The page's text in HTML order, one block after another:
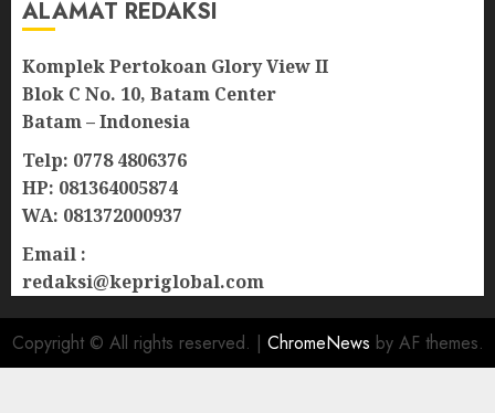
ALAMAT REDAKSI
Komplek Pertokoan Glory View II
Blok C No. 10, Batam Center
Batam – Indonesia
Telp: 0778 4806376
HP: 081364005874
WA: 081372000937
Email :
redaksi@kepriglobal.com
Copyright © All rights reserved. | ChromeNews by AF themes.